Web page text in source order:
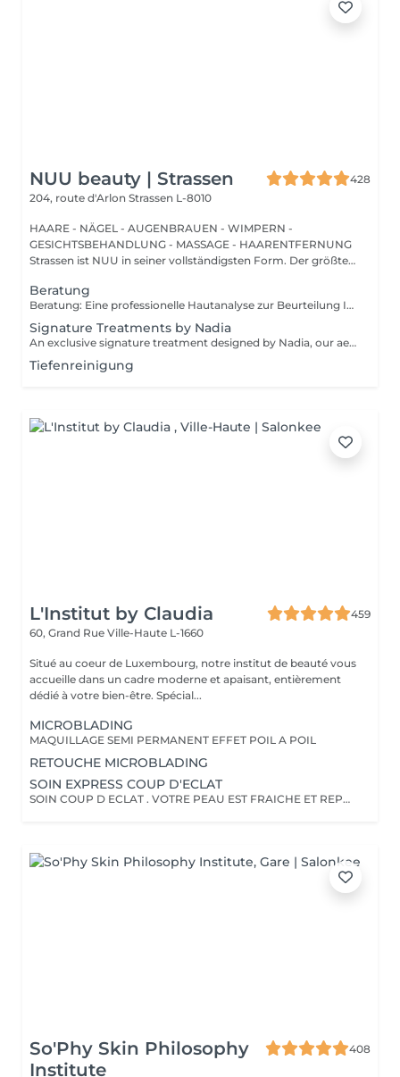
NUU beauty | Strassen
428
204, route d'Arlon Strassen L-8010
HAARE - NÄGEL - AUGENBRAUEN - WIMPERN -
GESICHTSBEHANDLUNG - MASSAGE - HAARENTFERNUNG
Strassen ist NUU in seiner vollständigsten Form. Der größte
Beratung
Beratung: Eine professionelle Hautanalyse zur Beurteilung Ihres Hautzustands, zur Besprechung Ihrer Hautbedürfnisse und zur Empfehlung der passenden Behandlungen sowie einer geeigneten Pflege für zu Hause. Beratung & Erste Behandlung: Eine professionelle Hautanalyse zur Beurteilung Ihres Hautzustands, zur Besprechung Ihrer Hautbedürfnisse und zur Empfehlung der passenden Behandlungen sowie einer geeigneten Pflege für zu Hause. Anschließend folgt eine individuell angepasste Behandlung, die auf die aktuellen Bedürfnisse Ihrer Haut abgestimmt ist. Der Preis hängt von der gewählten Behandlung ab.
Signature Treatments by Nadia
An exclusive signature treatment designed by Nadia, our aesthetician, for the delicate eye and neck area. It delivers intensive hydration and improves skin elasticity, helping to restore firmness, smoothness, and a visibly refreshed appearance. The treatment helps reduce the appearance of fine lines, provides a gentle brightening effect around the eyes, and creates a natural lifting result for a more rested and youthful look. Another combination is eye- and neck-intensive hydration with a full facial treatment. This combination is ideal for clients seeking full-face care and an instantly refreshed, healthy look.
Tiefenreinigung
L'Institut by Claudia
459
60, Grand Rue Ville-Haute L-1660
Situé au coeur de Luxembourg, notre institut de beauté vous
accueille dans un cadre moderne et apaisant, entièrement
dédié à votre bien-être. Spécial...
MICROBLADING
MAQUILLAGE SEMI PERMANENT EFFET POIL A POIL
RETOUCHE MICROBLADING
SOIN EXPRESS COUP D'ECLAT
SOIN COUP D ECLAT . VOTRE PEAU EST FRAICHE ET REPOSEE
So'Phy Skin Philosophy
Institute
408